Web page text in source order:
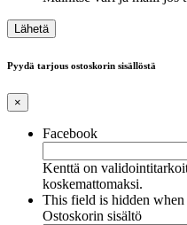
Pyydä tarjous ostoskorin sisällöstä
×
Facebook
Kenttä on
koskemattomaksi.
This field is hidden
Ostoskorin sisältö